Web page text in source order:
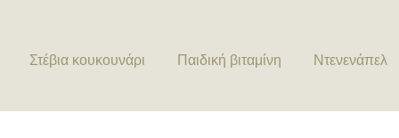
Στέβια κουκουνάρι Παιδική βιταμίνη Ντενενάπελ